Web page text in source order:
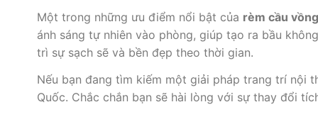
Một trong những ưu điểm nổi bật của rèm cầu
ánh sáng tự nhiên vào phòng, giúp tạo ra bầu
trì sự sạch sẽ và bền đẹp theo thời gian.
Nếu bạn đang tìm kiếm một giải pháp trang trí nội
Quốc. Chắc chắn bạn sẽ hài lòng với sự thay đổi